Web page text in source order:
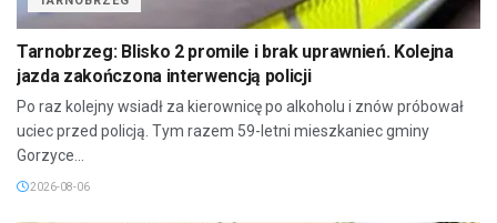
Tarnobrzeg: Blisko 2 promile i brak uprawnień. Kolejna
jazda zakończona interwencją policji
Po raz kolejny wsiadł za kierownicę po alkoholu i znów próbował
uciec przed policją. Tym razem 59-letni mieszkaniec gminy
Gorzyce...
2026-08-06